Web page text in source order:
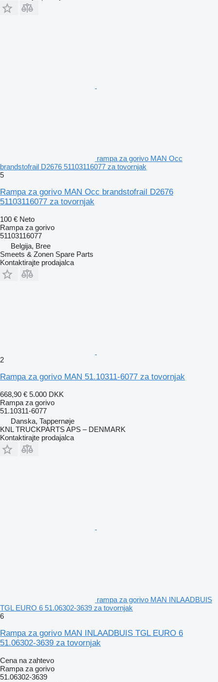
rampa za gorivo MAN Occ
brandstofrail D2676 51103116077 za tovornjak
5
Rampa za gorivo MAN Occ brandstofrail D2676
51103116077 za tovornjak
100 € Neto
Rampa za gorivo
51103116077
Belgija, Bree
Smeets & Zonen Spare Parts
Kontaktirajte prodajalca
2
Rampa za gorivo MAN 51.10311-6077 za tovornjak
668,90 € 5.000 DKK
Rampa za gorivo
51.10311-6077
Danska, Tappernøje
KNL TRUCKPARTS APS – DENMARK
Kontaktirajte prodajalca
rampa za gorivo MAN INLAADBUIS
TGL EURO 6 51.06302-3639 za tovornjak
6
Rampa za gorivo MAN INLAADBUIS TGL EURO 6
51.06302-3639 za tovornjak
Cena na zahtevo
Rampa za gorivo
51.06302-3639